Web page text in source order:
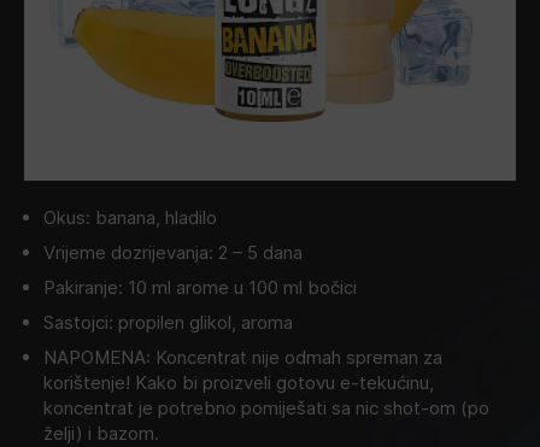
Okus: banana, hladilo
Vrijeme dozrijevanja: 2 – 5 dana
Pakiranje: 10 ml arome u 100 ml bočici
Sastojci: propilen glikol, aroma
NAPOMENA: Koncentrat nije odmah spreman za
korištenje! Kako bi proizveli gotovu e-tekućinu,
koncentrat je potrebno pomiješati sa nic shot-om (po
želji) i bazom.